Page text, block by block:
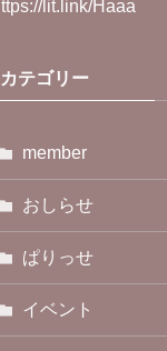
lit.link/Haaa
カテゴリー
member
おしらせ
ぱりっせ
イベント